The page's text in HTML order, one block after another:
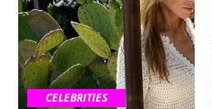
CELEBRITIES